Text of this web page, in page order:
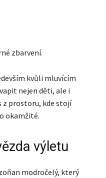
zbarvení.
kvůli mluvícím
nejen děti, ale i
z prostoru, kde stojí
okamžité.
výletu
modročelý, který